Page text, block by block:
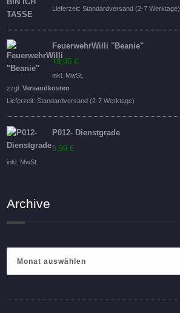
16,95 € 14,95 €.
Lieferzeit: Standardversand (2-7 Werktage)
FeuerwehrWilli "Beanie"
19,95 €
inkl. MwSt.
zzgl. Versandkosten
Lieferzeit: Standardversand (2-7 Werktage)
P012- Dienstgrade
5,99 €
inkl. MwSt.
Archive